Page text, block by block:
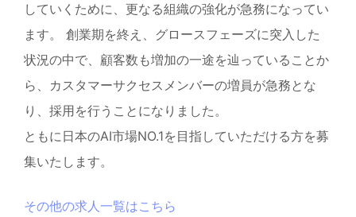
していくために、更なる組織の強化が急務になってい
ます。 創業期を終え、グロースフェーズに突入した
状況の中で、顧客数も増加の一途を辿っていることか
ら、カスタマーサクセスメンバーの増員が急務とな
り、採用を行うことになりました。
ともに日本のAI市場NO.1を目指していただける方を募
集いたします。
その他の求人一覧はこちら